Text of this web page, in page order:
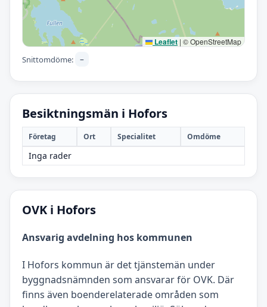
Leaflet | © OpenStreetMap
Snittomdöme: –
Besiktningsmän i Hofors
Företag Ort Specialitet Omdöme
Inga rader
OVK i Hofors
Ansvarig avdelning hos kommunen
I Hofors kommun är det tjänstemän under
byggnadsnämnden som ansvarar för OVK. Där
finns även boenderelaterade områden som